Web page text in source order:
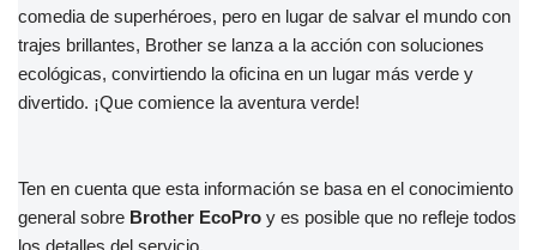
comedia de superhéroes, pero en lugar de salvar el mundo con
trajes brillantes, Brother se lanza a la acción con soluciones
ecológicas, convirtiendo la oficina en un lugar más verde y
divertido. ¡Que comience la aventura verde!
Ten en cuenta que esta información se basa en el conocimiento
general sobre Brother EcoPro y es posible que no refleje todos
los detalles del servicio.